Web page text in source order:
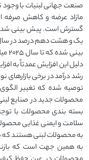
صنعت جهانی لبنیات با وجود
مازاد عرضه و کاهش صرفه
گسترش است. پیش بینی
یک و هشت دهم درصد در
دلیل این افزایش عمدتاً به
رشد درآمد در برخی
توصیه شده که تغییر
محصولات جدید در صنایع
بسته بندی محصولات با
سلامت و ایمنی غذایی
به محصولات لبنی هستند که
به همین جهت است که